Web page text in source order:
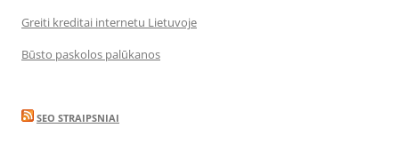
Greiti kreditai internetu Lietuvoje
Būsto paskolos palūkanos
SEO STRAIPSNIAI